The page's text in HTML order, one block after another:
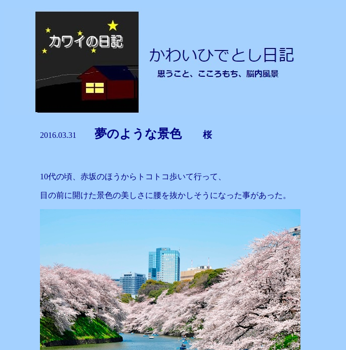
2016.03.31 夢のような景色 桜
10代の頃、赤坂のほうからトコトコ歩いて行って、
目の前に開けた景色の美しさに腰を抜かしそうになった事があった。